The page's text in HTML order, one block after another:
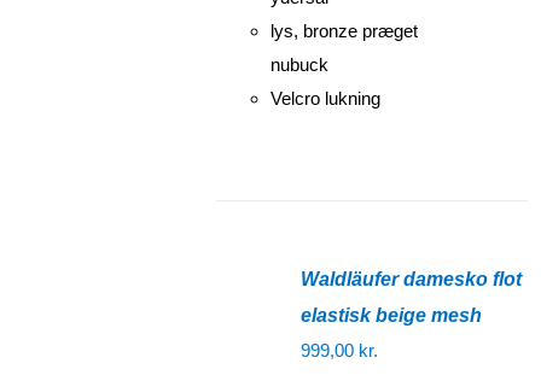
lys, bronze præget
nubuck
Velcro lukning
Waldläufer damesko flot
elastisk beige mesh
999,00 kr.